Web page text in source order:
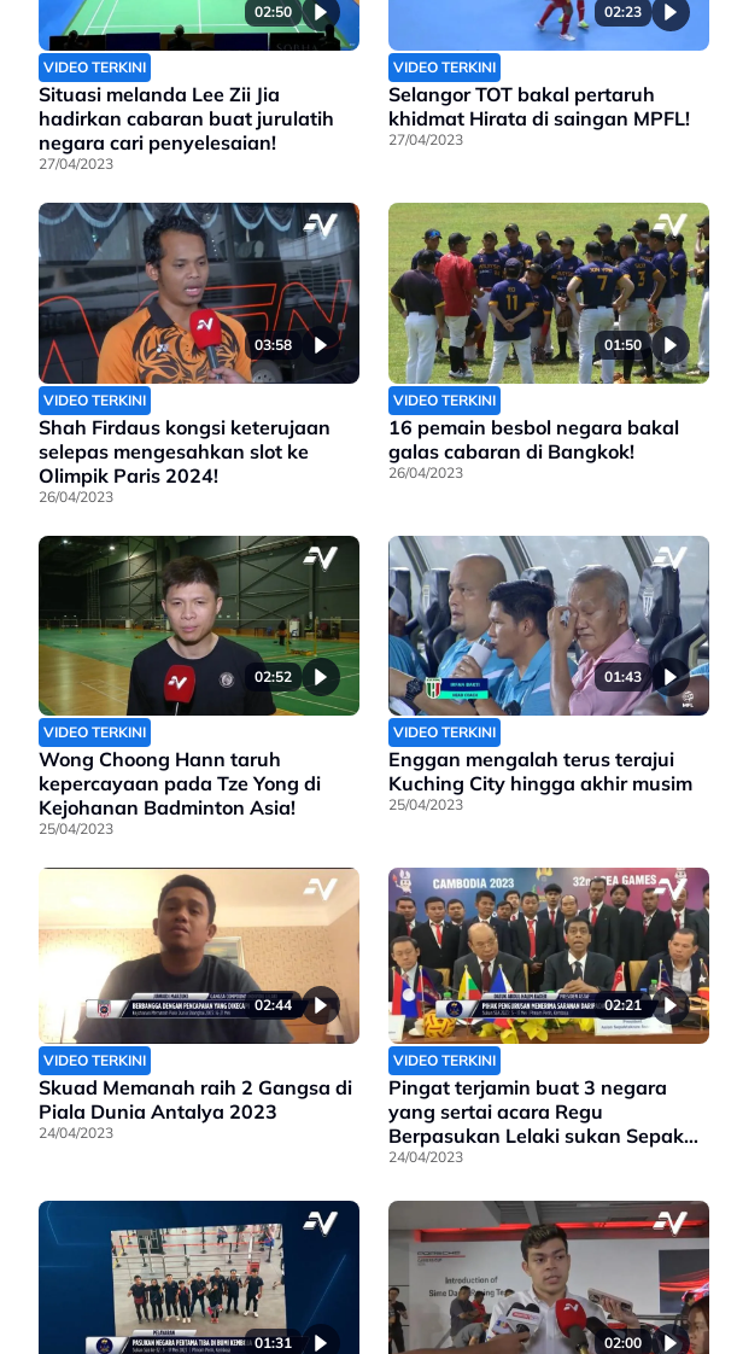
02:50
VIDEO TERKINI
Situasi melanda Lee Zii Jia
hadirkan cabaran buat jurulatih
negara cari penyelesaian!
27/04/2023
02:23
VIDEO TERKINI
Selangor TOT bakal pertaruh
khidmat Hirata di saingan MPFL!
27/04/2023
03:58
VIDEO TERKINI
Shah Firdaus kongsi keterujaan
selepas mengesahkan slot ke
Olimpik Paris 2024!
26/04/2023
01:50
VIDEO TERKINI
16 pemain besbol negara bakal
galas cabaran di Bangkok!
26/04/2023
02:52
VIDEO TERKINI
Wong Choong Hann taruh
kepercayaan pada Tze Yong di
Kejohanan Badminton Asia!
25/04/2023
01:43
VIDEO TERKINI
Enggan mengalah terus terajui
Kuching City hingga akhir musim
25/04/2023
02:44
VIDEO TERKINI
Skuad Memanah raih 2 Gangsa di
Piala Dunia Antalya 2023
24/04/2023
02:21
VIDEO TERKINI
Pingat terjamin buat 3 negara
yang sertai acara Regu
Berpasukan Lelaki sukan Sepak
Takraw
24/04/2023
01:31 02:00